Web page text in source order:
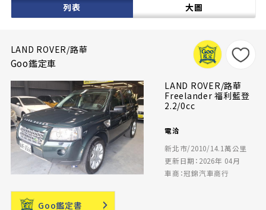
列表 大圖
LAND ROVER/路華
Goo鑑定車
LAND ROVER/路華
Freelander 福利藍登
2.2/0cc
電洽
新北市/2010/14.1萬公里
更新日期：2026年 04月
車商：冠錦汽車商行
Goo鑑定書